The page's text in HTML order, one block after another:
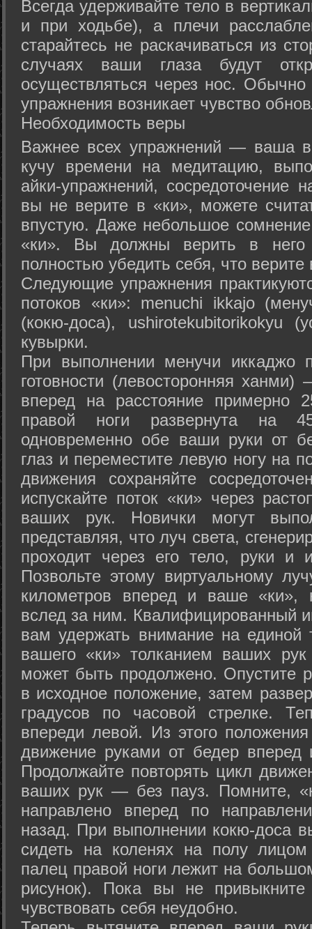
Всегда удерживайте тело в
и при ходьбе), а плечи
старайтесь не раскачиваться из
случаях ваши глаза будут
осуществляться через нос. Обычно
упражнения возникает чувство
Необходимость веры
Важнее всех упражнений — ваша
кучу времени на медитацию,
айки-упражнений, сосредоточение
вы не верите в «ки», можете
впустую. Даже небольшое сомнение
«ки». Вы должны верить в
полностью убедить себя, что верите
Следующие упражнения
потоков «ки»: menuchi ikkajo
(кокю-доса), ushiro­tekubitori­kokyu
кувырки.
При выполнении менучи иккаджо
готовности (левосторонняя
вперед на расстояние примерно
правой ноги развернута на
одновременно обе ваши руки от
глаз и переместите левую ногу на
движения сохраняйте
испускайте поток «ки» через
ваших рук. Новички могут
представляя, что луч света,
проходит через его тело, руки и
Позвольте этому виртуальному
километров вперед и ваше «ки»,
вслед за ним. Квалифицированный
вам удержать внимание на единой
вашего «ки» толканием ваших
может быть продолжено. Опустите
в исходное положение, затем
градусов по часовой стрелке.
впереди левой. Из этого
движение руками от бедер вперед
Продолжайте повторять цикл
ваших рук — без пауз. Помните,
направлено вперед по
назад. При выполнении кокю-доса
сидеть на коленях на полу
палец правой ноги лежит на
рисунок). Пока вы не
чувствовать себя неудобно.